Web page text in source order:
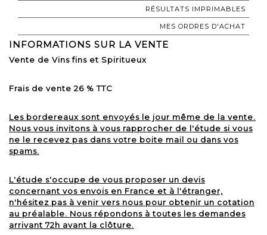
RÉSULTATS IMPRIMABLES
MES ORDRES D'ACHAT
INFORMATIONS SUR LA VENTE
Vente de Vins fins et Spiritueux
Frais de vente 26 % TTC
Les bordereaux sont envoyés le jour même de la vente.
Nous vous invitons à vous rapprocher de l'étude si vous
ne le recevez pas dans votre boite mail ou dans vos
spams.
L'étude s'occupe de vous proposer un devis
concernant vos envois en France et à l'étranger,
n'hésitez pas à venir vers nous pour obtenir un cotation
au préalable. Nous répondons à toutes les demandes
arrivant 72h avant la clôture.